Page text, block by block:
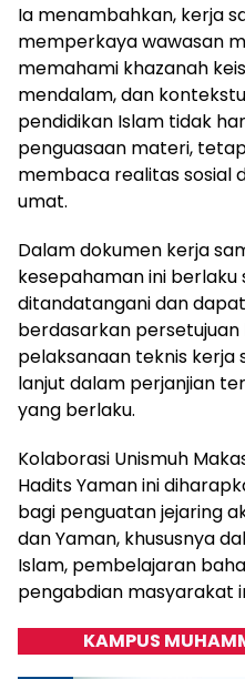
Ia menambahkan, kerja
memperkaya wawasan
memahami khazanah
mendalam, dan
pendidikan Islam tidak
penguasaan materi,
membaca realitas sosial
umat.
Dalam dokumen kerja
kesepahaman ini
ditandatangani dan
berdasarkan
pelaksanaan teknis kerja
lanjut dalam perjanjian
yang berlaku.
Kolaborasi Unismuh
Hadits Yaman ini
bagi penguatan jejaring
dan Yaman, khususnya
Islam, pembelajaran
pengabdian masyarakat
KAMPUS